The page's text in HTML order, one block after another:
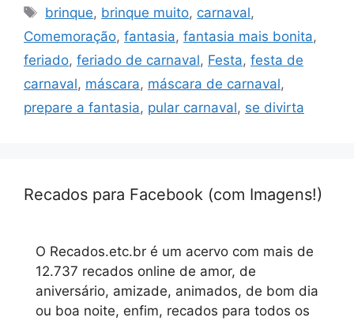
Tags
brinque, brinque muito, carnaval,
Comemoração, fantasia, fantasia mais bonita,
feriado, feriado de carnaval, Festa, festa de
carnaval, máscara, máscara de carnaval,
prepare a fantasia, pular carnaval, se divirta
Recados para Facebook (com Imagens!)
O Recados.etc.br é um acervo com mais de
12.737 recados online de amor, de
aniversário, amizade, animados, de bom dia
ou boa noite, enfim, recados para todos os